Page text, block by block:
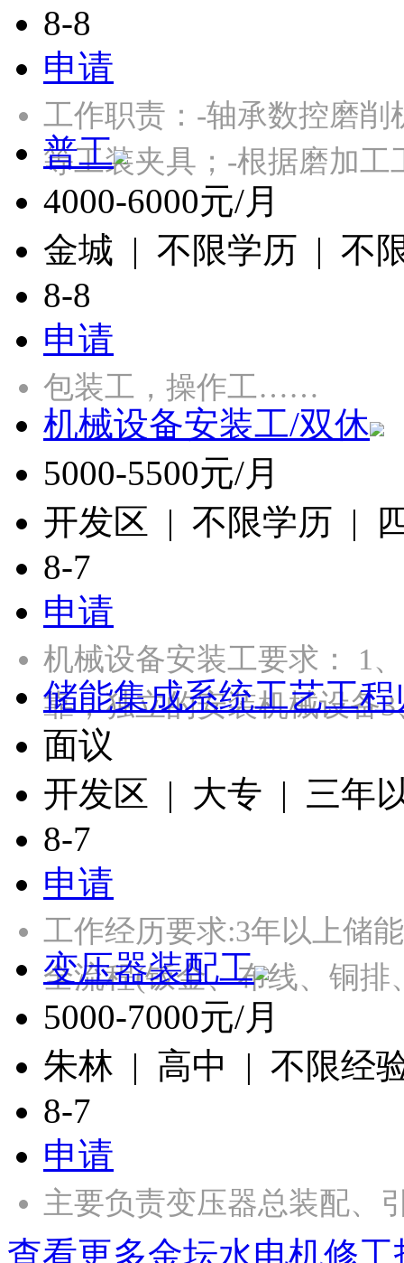
8-8
申请
工作职责：-轴承数控磨
等工装夹具；-根据磨加
普工
4000-6000元/月
金城 | 不限学历 | 不
8-8
申请
包装工，操作工……
机械设备安装工/双休
5000-5500元/月
开发区 | 不限学历 |
8-7
申请
机械设备安装工要求： 1
靠，独立的安装机械设
储能集成系统工艺工程
面议
开发区 | 大专 | 三年
8-7
申请
工作经历要求:3年以上储
全流程(钣金、布线、铜
变压器装配工
5000-7000元/月
朱林 | 高中 | 不限经
8-7
申请
主要负责变压器总装配
查看更多金坛水电机修